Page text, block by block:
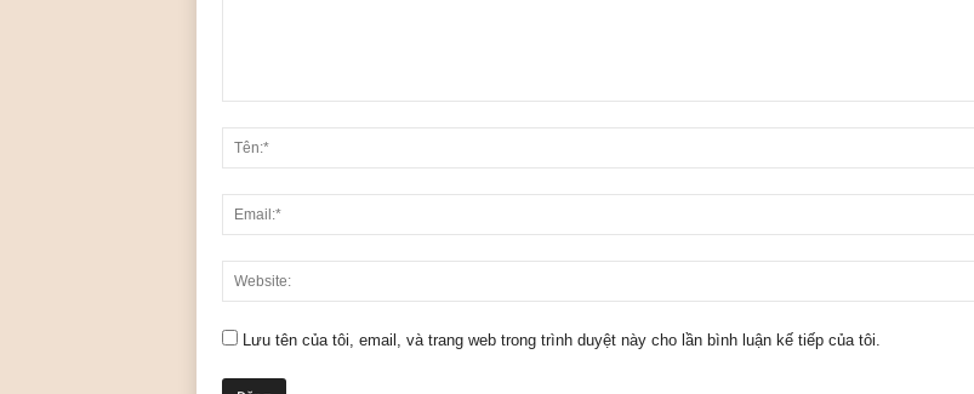
Lưu tên của tôi, email, và trang web trong trình duyệt này cho lần bình luận kế tiếp của tôi.